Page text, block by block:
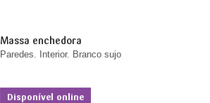
Massa enchedora
Paredes. Interior. Branco sujo
Disponível online